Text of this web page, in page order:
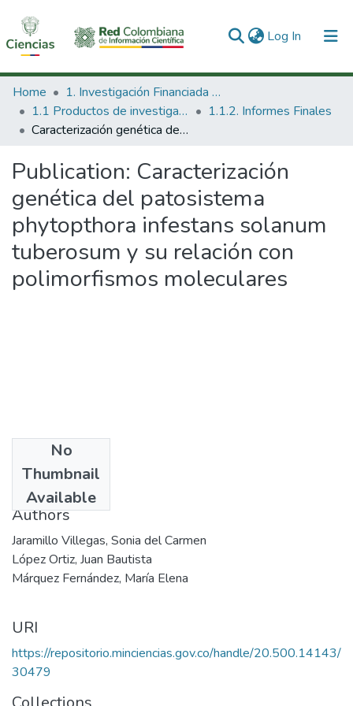
Log In (current)
Communities & Collections
All of DSpace
Home
1. Investigación Financiada con Recursos Públicos
1.1 Productos de investigación
1.1.2. Informes Finales
Caracterización genética del patosistema phytopthora infestans solanum tuberosum y su relación con polimorfismos moleculares
Publication: Caracterización
genética del patosistema
phytopthora infestans solanum
tuberosum y su relación con
polimorfismos moleculares
No
Thumbnail
Available
1999
Authors
Jaramillo Villegas, Sonia del Carmen
López Ortiz, Juan Bautista
Márquez Fernández, María Elena
URI
https://repositorio.minciencias.gov.co/handle/20.500.14143/
30479